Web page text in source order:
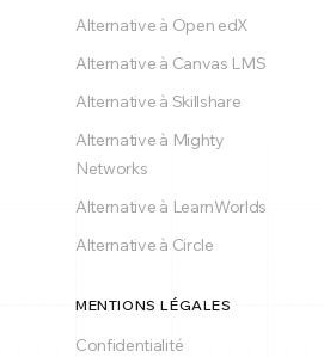
Alternative à Open edX
Alternative à Canvas LMS
Alternative à Skillshare
Alternative à Mighty
Networks
Alternative à LearnWorlds
Alternative à Circle
MENTIONS LÉGALES
Confidentialité